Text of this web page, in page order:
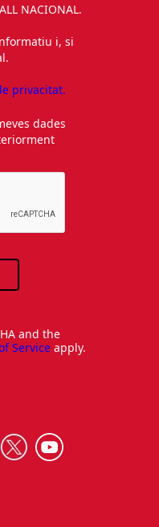
NACIONAL.
i, si
privacitat.
dades
and the
Service apply.